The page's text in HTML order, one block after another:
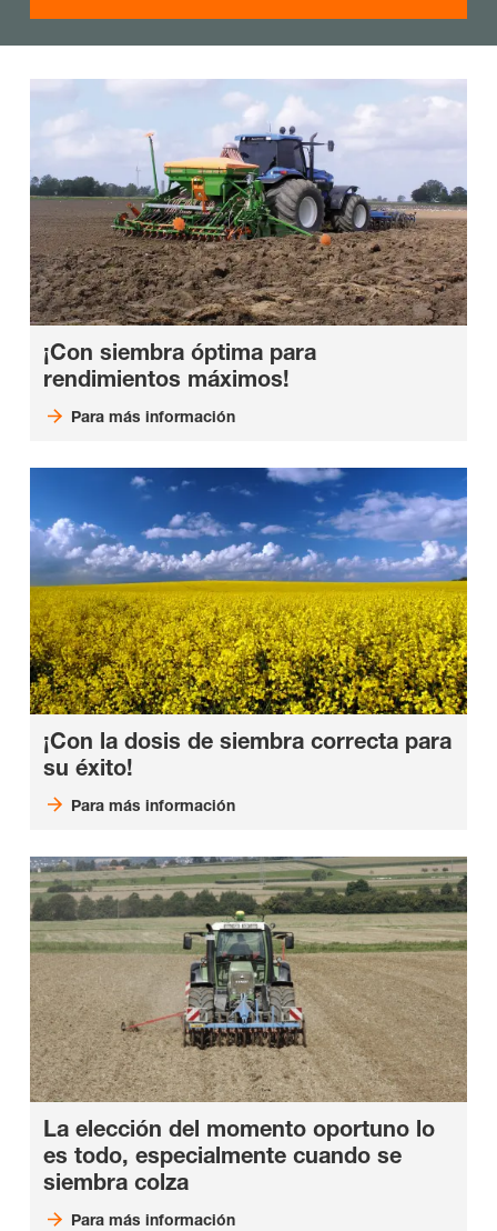
¡Con siembra óptima para
rendimientos máximos!
Para más información
¡Con la dosis de siembra correcta para
su éxito!
Para más información
La elección del momento oportuno lo
es todo, especialmente cuando se
siembra colza
Para más información